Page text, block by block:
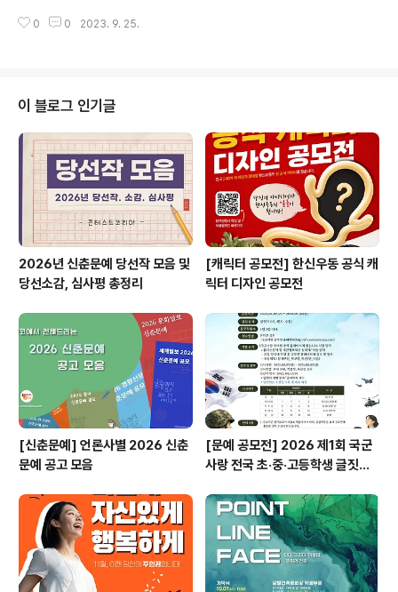
난 예방 및 대처법 등 주택건설 현장 안전의식을 높일 수 있
dpi 이상, JPG 혹은 PNG 파일 ​ ◎ 응모작 유형 포스터
(사진, 캘리그라피, 일러스트 등 자유) ​ ◎ 접수기간 2023
년 10월 23일(월)~ 2023년 10월 27일(금) ​ ◎ 접수절
차 한국주택협회 홈페이지에서 응모서식 등을 다운받아 작
성하여 포스터(파일)을 담당자 이메일로 제출 1..
0 0 2023. 9. 25.
이 블로그 인기글
2026년 신춘문예 당선작 모음 및
당선소감, 심사평 총정리
[캐릭터 공모전] 한신우동 공식 캐
릭터 디자인 공모전
[신춘문예] 언론사별 2026 신춘
문예 공고 모음
[문예 공모전] 2026 제1회 국군
사랑 전국 초·중·고등학생 글짓기